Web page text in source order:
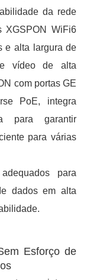
da rede
XGSPON WiFi6
e alta largura de
vídeo de alta
com portas GE
PoE, integra
para garantir
para várias
para
dados em alta
Esforço de